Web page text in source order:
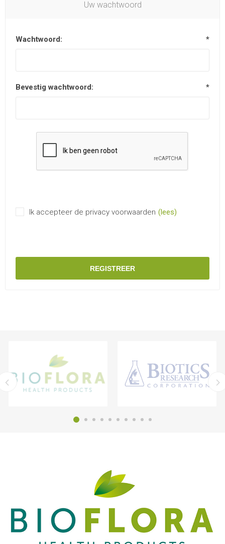
Uw wachtwoord
Wachtwoord: *
Bevestig wachtwoord: *
Ik accepteer de privacy voorwaarden (lees)
REGISTREER